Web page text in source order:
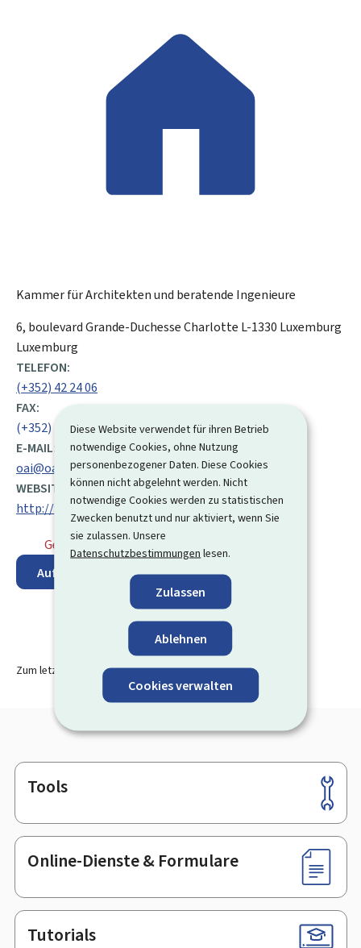
Diese Website verwendet für ihren Betrieb
notwendige Cookies, ohne Nutzung
personenbezogener Daten. Diese Cookies
können nicht abgelehnt werden. Nicht
notwendige Cookies werden zu statistischen
Zwecken benutzt und nur aktiviert, wenn Sie
sie zulassen. Unsere
Datenschutzbestimmungen lesen.
Zulassen
Ablehnen
Cookies verwalten
Kammer für Architekten und beratende Ingenieure
ADRESSE:
6, boulevard Grande-Duchesse Charlotte L-1330 Luxemburg
Luxemburg
TELEFON:
(+352) 42 24 06
FAX:
(+352) 42 24 07
E-MAIL:
oai@oai.lu
WEBSITE:
http://www.oai.lu
Geschlossen ⋅ Öffnet Montag um 9:00 Uhr
Auf der Karte anzeigen
Zum letzten Mal aktualisiert am13.08.2024
Footer
Tools
Online-Dienste & Formulare
Tutorials